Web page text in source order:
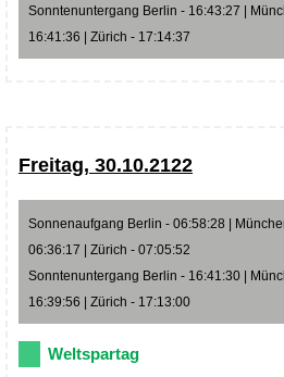
Sonntenuntergang Berlin - 16:43:27 |
16:41:36 | Zürich - 17:14:37
Freitag, 30.10.2122
Sonnenaufgang Berlin - 06:58:28 |
06:36:17 | Zürich - 07:05:52
Sonntenuntergang Berlin - 16:41:30 |
16:39:56 | Zürich - 17:13:00
Weltspartag